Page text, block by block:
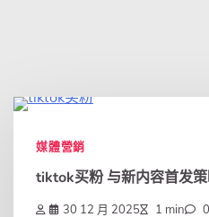
媒體營銷
tiktok买粉 与新内容首发
30 12 月 2025 1 min
0